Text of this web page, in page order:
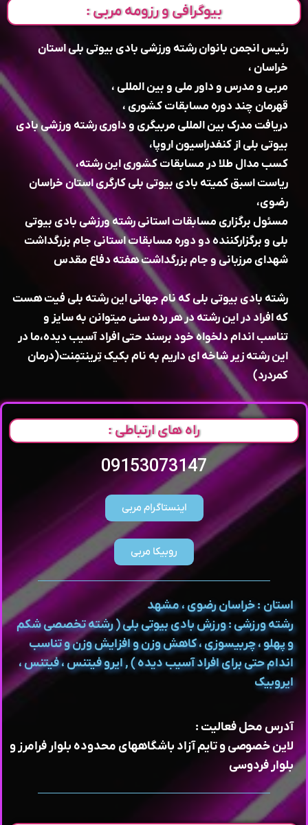
بیوگرافی و رزومه مربی :
رئیس انجمن بانوان رشته ورزشی بادی بیوتی بلی استان
خراسان ،
مربی و مدرس و داور ملی و بین المللی ،
قهرمان چند دوره مسابقات کشوری ،
دریافت مدرک بین المللی مربیگری و داوری رشته ورزشی بادی
بیوتی بلی از کنفدراسیون اروپا،
کسب مدال طلا در مسابقات کشوری این رشته،
ریاست اسبق کمیته بادی بیوتی بلی کارگری استان خراسان
رضوی،
مسئول برگزاری مسابقات استانی رشته ورزشی بادی بیوتی
بلی و برگزارکننده دو دوره مسابقات استانی جام بزرگداشت
شهدای مرزبانی و جام بزرگداشت هفته دفاع مقدس
رشته بادی بیوتی بلی که نام جهانی این رشته بلی فیت هست
که افراد در این رشته در هر رده سنی میتوانن به سایز و
تناسب اندام دلخواه خود برسند حتی افراد آسیب دیده،ما در
این رشته زیر شاخه ای داریم به نام بکیک تِرینتمِنت(درمان
کمردرد)
راه های ارتباطی :
09153073147
اینستاگرام مربی
روبیکا مربی
استان : خراسان رضوی ، مشهد
رشته ورزشی : ورزش بادی بیوتی بلی ( رشته تخصصی شکم
و پهلو ، چربیسوزی ، کاهش وزن و افزایش وزن و تناسب
اندام حتی برای افراد آسیب دیده ) , ایرو فیتنس ، فیتنس ،
ایروبیک
آدرس محل فعالیت :
لاین خصوصی و تایم آزاد باشگاههای محدوده بلوار فرامرز و
بلوار فردوسی